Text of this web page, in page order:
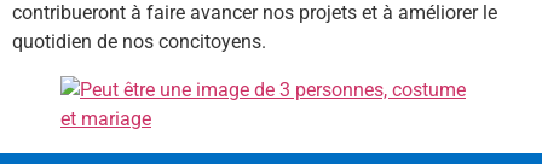
contribueront à faire avancer nos projets et à améliorer le
quotidien de nos concitoyens.